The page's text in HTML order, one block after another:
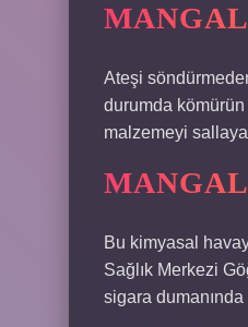
Ateşi
durumda kömürün
malzemeyi
Bu kimyasal
Sağlık Merkezi
sigara